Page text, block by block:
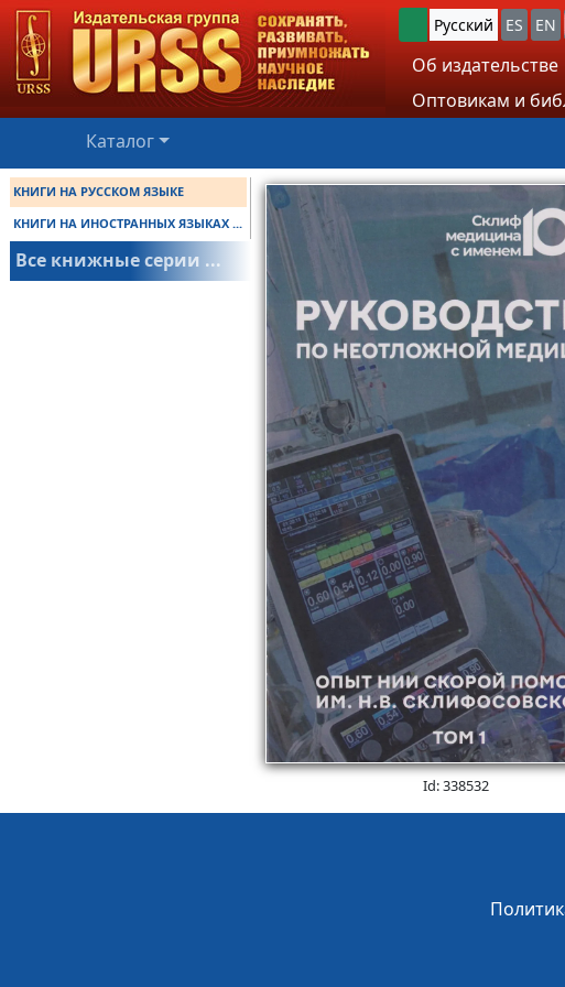
Русский ES EN
Об издательстве
Оптовикам и
Каталог
КНИГИ НА РУССКОМ ЯЗЫКЕ
КНИГИ НА ИНОСТРАННЫХ ЯЗЫКАХ ...
Все книжные серии ...
Id: 338532